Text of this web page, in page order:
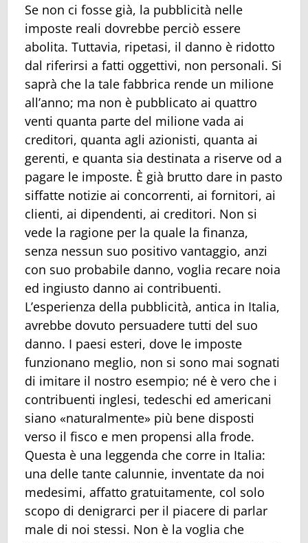
Se non ci fosse già, la pubblicità nelle
imposte reali dovrebbe perciò essere
abolita. Tuttavia, ripetasi, il danno è ridotto
dal riferirsi a fatti oggettivi, non personali. Si
saprà che la tale fabbrica rende un milione
all’anno; ma non è pubblicato ai quattro
venti quanta parte del milione vada ai
creditori, quanta agli azionisti, quanta ai
gerenti, e quanta sia destinata a riserve od a
pagare le imposte. È già brutto dare in pasto
siffatte notizie ai concorrenti, ai fornitori, ai
clienti, ai dipendenti, ai creditori. Non si
vede la ragione per la quale la finanza,
senza nessun suo positivo vantaggio, anzi
con suo probabile danno, voglia recare noia
ed ingiusto danno ai contribuenti.
L’esperienza della pubblicità, antica in Italia,
avrebbe dovuto persuadere tutti del suo
danno. I paesi esteri, dove le imposte
funzionano meglio, non si sono mai sognati
di imitare il nostro esempio; né è vero che i
contribuenti inglesi, tedeschi ed americani
siano «naturalmente» più bene disposti
verso il fisco e men propensi alla frode.
Questa è una leggenda che corre in Italia:
una delle tante calunnie, inventate da noi
medesimi, affatto gratuitamente, col solo
scopo di denigrarci per il piacere di parlar
male di noi stessi. Non è la voglia che